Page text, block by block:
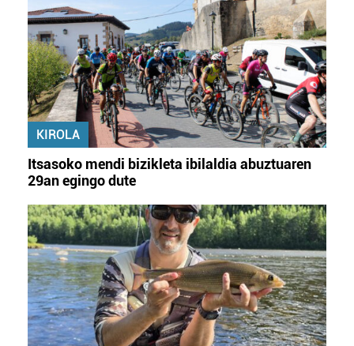
Lortu zure datu pertsonalak prozesatzeko moduari
buruzko informazio gehiago eta ezarri zure lehentasunak
datuen atalean. Edozein unetan alda edo ken dezakezu
zure baimena Cookieen adierazpenean.
Webgune honek cookie propioak eta hirugarrenen cookie-
fitxategiak erabiltzen ditu. Zure esperientzia eta
baliatzen gara. Ohar hau onartuz gero, teknologia hori
erabiltzeko baimen esplizitua ematen diguzu.
irakurri
KIROLA
Itsasoko mendi bizikleta ibilaldia abuztuaren
29an egingo dute